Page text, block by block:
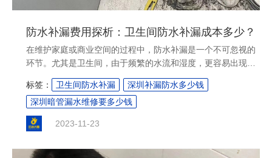
防水补漏费用探析：卫生间防水补漏成本多少？
​在维护家庭或商业空间的过程中，防水补漏是一个不可忽视的
环节。尤其是卫生间，由于频繁的水流和湿度，更容易出现漏
水问题。那么，解决这些问题需要多少钱呢？本文将详细探讨
防水补漏的费用，特别是针对卫生间的防水补漏成本。....
标签： 卫生间防水补漏
深圳补漏防水多少钱
深圳暗管漏水维修要多少钱
2023-11-23